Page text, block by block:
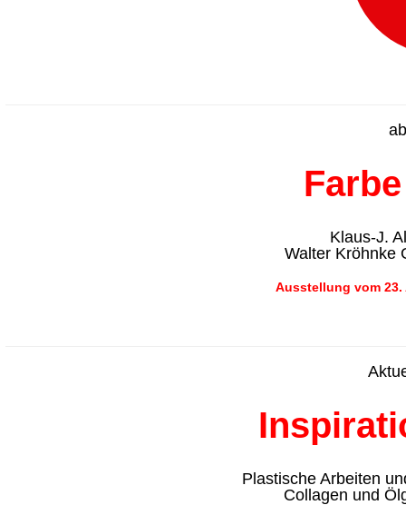
Klaus-J.
Walter Kröhnke
Ausstellung vom 23.
Plastische Arbeiten
Collagen und